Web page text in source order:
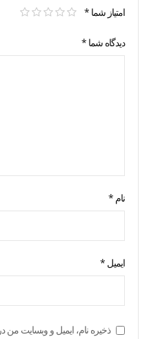
امتیاز شما *
دیدگاه شما *
نام *
ایمیل *
ذخیره نام، ایمیل و وبسایت من